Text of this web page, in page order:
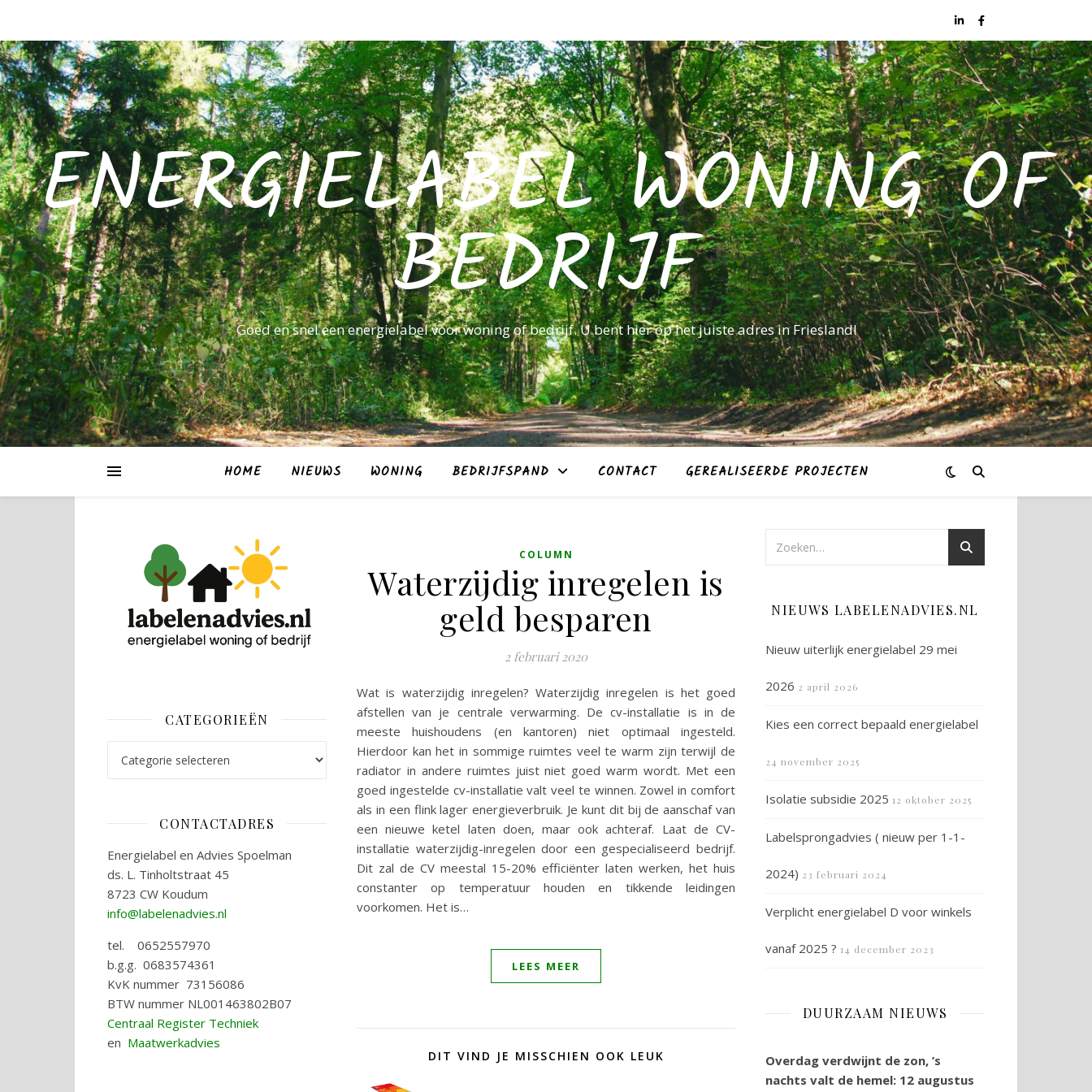
ENERGIELABEL WONING OF
BEDRIJF
Goed en snel een energielabel voor woning of bedrijf. U bent hier op het juiste adres in Friesland!
HOME NIEUWS WONING BEDRIJFSPAND CONTACT GEREALISEERDE PROJECTEN
CATEGORIEËN
CONTACTADRES
Energielabel en Advies Spoelman
ds. L. Tinholtstraat 45
8723 CW Koudum
info@labelenadvies.nl
tel. 0652557970
b.g.g. 0683574361
KvK nummer 73156086
BTW nummer NL001463802B07
Centraal Register Techniek
en Maatwerkadvies
COLUMN
Waterzijdig inregelen is
geld besparen
2 februari 2020
Wat is waterzijdig inregelen? Waterzijdig inregelen is het goed
afstellen van je centrale verwarming. De cv-installatie is in de
meeste huishoudens (en kantoren) niet optimaal ingesteld.
Hierdoor kan het in sommige ruimtes veel te warm zijn terwijl de
radiator in andere ruimtes juist niet goed warm wordt. Met een
goed ingestelde cv-installatie valt veel te winnen. Zowel in comfort
als in een flink lager energieverbruik. Je kunt dit bij de aanschaf van
een nieuwe ketel laten doen, maar ook achteraf. Laat de CV-
installatie waterzijdig-inregelen door een gespecialiseerd bedrijf.
Dit zal de CV meestal 15-20% efficiënter laten werken, het huis
constanter op temperatuur houden en tikkende leidingen
voorkomen. Het is…
LEES MEER
DIT VIND JE MISSCHIEN OOK LEUK
NIEUWS LABELENADVIES.NL
Nieuw uiterlijk energielabel 29 mei
2026 2 april 2026
Kies een correct bepaald energielabel
24 november 2025
Isolatie subsidie 2025 12 oktober 2025
Labelsprongadvies ( nieuw per 1-1-
2024) 23 februari 2024
Verplicht energielabel D voor winkels
vanaf 2025 ? 14 december 2023
DUURZAAM NIEUWS
Overdag verdwijnt de zon, ’s
nachts valt de hemel: 12 augustus